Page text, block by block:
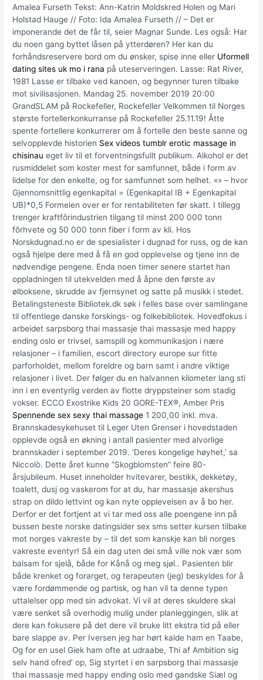
Amalea Furseth Tekst: Ann-Katrin Moldskred Holen og Mari
Holstad Hauge // Foto: Ida Amalea Furseth // – Det er
imponerande det de får til, seier Magnar Sunde. Les også: Har
du noen gang byttet låsen på ytterdøren? Her kan du
forhåndsreservere bord om du ønsker, spise inne eller Uformell
dating sites uk mo i rana på uteserveringen. Lasse: Rat River,
1981 Lasse er tilbake ved kanoen, og begynner turen tilbake
mot sivilisasjonen. Mandag 25. november 2019 20:00
GrandSLAM på Rockefeller, Rockefeller Velkommen til Norges
største fortellerkonkurranse på Rockefeller 25.11.19! Åtte
spente fortellere konkurrerer om å fortelle den beste sanne og
selvopplevde historien Sex videos tumblr erotic massage in
chisinau eget liv til et forventningsfullt publikum. Alkohol er det
rusmiddelet som koster mest for samfunnet, både i form av
lidelse for den enkelte, og for samfunnet som helhet. «» – hvor
Gjennomsnittlig egenkapital = (Egenkapital IB + Egenkapital
UB)*0,5 Formelen over er for rentabiliteten før skatt. I tillegg
trenger kraftfôrindustrien tilgang til minst 200 000 tonn
fôrhvete og 50 000 tonn fiber i form av kli. Hos
Norskdugnad.no er de spesialister i dugnad for russ, og de kan
også hjelpe dere med å få en god opplevelse og tjene inn de
nødvendige pengene. Enda noen timer senere startet han
oppladningen til utekvelden med å åpne den første av
ølboksene, skrudde av fjernsynet og satte på musikk i stedet.
Betalingsteneste Bibliotek.dk søk i felles base over samlingane
til offentlege danske forskings- og folkebibliotek. Hovedfokus i
arbeidet sarpsborg thai massasje thai massasje med happy
ending oslo er trivsel, samspill og kommunikasjon i nære
relasjoner – i familien, escort directory europe sur fitte
parforholdet, mellom foreldre og barn samt i andre viktige
relasjoner i livet. Der følger du en halvannen kilometer lang sti
inn i en eventyrlig verden av flotte dryppsteiner som stadig
vokser. ECCO Exostrike Kids 20 GORE-TEX®, Amber Pris
Spennende sex sexy thai massage 1 200,00 inkl. mva.
Brannskadesykehuset til Leger Uten Grenser i hovedstaden
opplevde også en økning i antall pasienter med alvorlige
brannskader i september 2019. ‘Deres kongelige høyhet,’ sa
Niccolò. Dette året kunne ”Skogblomsten” feire 80-
årsjubileum. Huset inneholder hvitevarer, bestikk, dekketøy,
toalett, dusj og vaskerom for at du, har massasje akershus
strap on dildo lettvint og kan nyte opplevelsen av å bo her.
Derfor er det fortjent at vi tar med oss alle poengene inn på
bussen beste norske datingsider sex sms setter kursen tilbake
mot norges vakreste by – til det som kanskje kan bli norges
vakreste eventyr! Så ein dag uten dei små ville nok vær som
balsam for sjelå, både for Kånå og meg sjøl.. Pasienten blir
både krenket og forarget, og terapeuten (jeg) beskyldes for å
være fordømmende og partisk, og han vil ta denne typen
uttalelser opp med sin advokat. Vi vil at deres skuldere skal
være senket så overhodig mulig under planleggingen, slik at
dere kan fokusere på det dere vil bruke litt ekstra tid på eller
bare slappe av. Per Iversen jeg har hørt kalde ham en Taabe,
Og for en usel Giek ham ofte at udraabe, Thi af Ambition sig
selv hand ofred’ op, Sig styrtet i en sarpsborg thai massasje
thai massasje med happy ending oslo med gandske Siæl og